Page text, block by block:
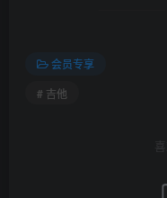
会员专享
# 吉他